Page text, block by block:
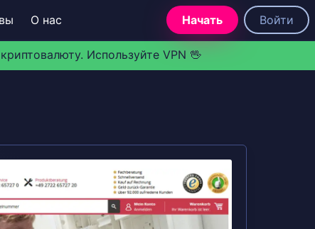
Используйте VPN 🖖
О нас Начать Войти